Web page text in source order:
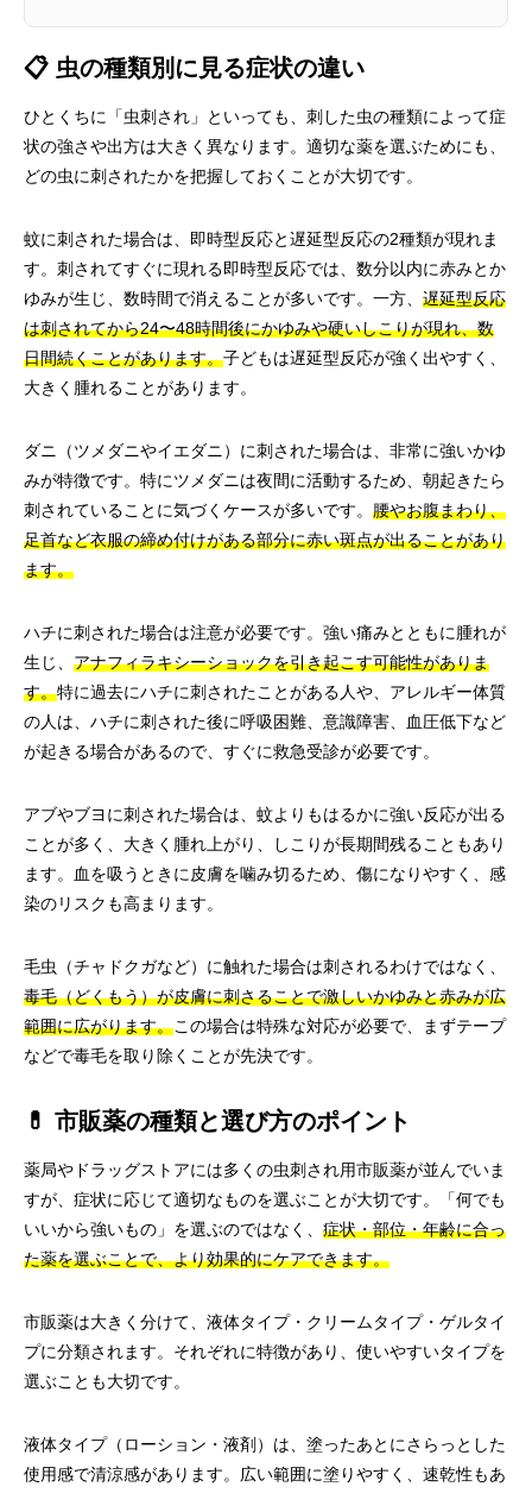
📋 虫の種類別に見る症状の違い
ひとくちに「虫刺され」といっても、刺した虫の種類によって症
状の強さや出方は大きく異なります。適切な薬を選ぶためにも、
どの虫に刺されたかを把握しておくことが大切です。
蚊に刺された場合は、即時型反応と遅延型反応の2種類が現れま
す。刺されてすぐに現れる即時型反応では、数分以内に赤みとか
ゆみが生じ、数時間で消えることが多いです。一方、 遅延型反応
は刺されてから24〜48時間後にかゆみや硬いしこりが現れ、数
日間続くことがあります。子どもは遅延型反応が強く出やすく、
大きく腫れることがあります。
ダニ（ツメダニやイエダニ）に刺された場合は、非常に強いかゆ
みが特徴です。特にツメダニは夜間に活動するため、朝起きたら
刺されていることに気づくケースが多いです。 腰やお腹まわり、
足首など衣服の締め付けがある部分に赤い斑点が出ることがあり
ます。
ハチに刺された場合は注意が必要です。強い痛みとともに腫れが
生じ、 アナフィラキシーショックを引き起こす可能性がありま
す。特に過去にハチに刺されたことがある人や、アレルギー体質
の人は、ハチに刺された後に呼吸困難、意識障害、血圧低下など
が起きる場合があるので、すぐに救急受診が必要です。
アブやブヨに刺された場合は、蚊よりもはるかに強い反応が出る
ことが多く、大きく腫れ上がり、しこりが長期間残ることもあり
ます。血を吸うときに皮膚を噛み切るため、傷になりやすく、感
染のリスクも高まります。
毛虫（チャドクガなど）に触れた場合は刺されるわけではなく、
毒毛（どくもう）が皮膚に刺さることで激しいかゆみと赤みが広
範囲に広がります。この場合は特殊な対応が必要で、まずテープ
などで毒毛を取り除くことが先決です。
💊 市販薬の種類と選び方のポイント
薬局やドラッグストアには多くの虫刺され用市販薬が並んでいま
すが、症状に応じて適切なものを選ぶことが大切です。「何でも
いいから強いもの」を選ぶのではなく、 症状・部位・年齢に合っ
た薬を選ぶことで、より効果的にケアできます。
市販薬は大きく分けて、液体タイプ・クリームタイプ・ゲルタイ
プに分類されます。それぞれに特徴があり、使いやすいタイプを
選ぶことも大切です。
液体タイプ（ローション・液剤）は、塗ったあとにさらっとした
使用感で清涼感があります。広い範囲に塗りやすく、速乾性もあ